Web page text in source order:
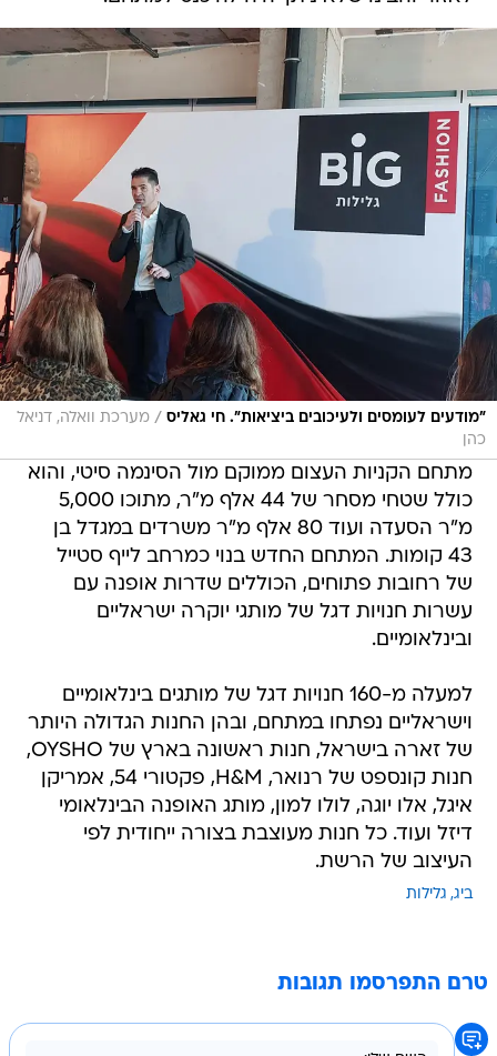
"מודעים לעומסים ולעיכובים ביציאות". חי גאליס / מערכת וואלה, דניאל
כהן
מתחם הקניות העצום ממוקם מול הסינמה סיטי, והוא
כולל שטחי מסחר של 44 אלף מ"ר, מתוכו 5,000
מ"ר הסעדה ועוד 80 אלף מ"ר משרדים במגדל בן
43 קומות. המתחם החדש בנוי כמרחב לייף סטייל
של רחובות פתוחים, הכוללים שדרות אופנה עם
עשרות חנויות דגל של מותגי יוקרה ישראליים
ובינלאומיים.
למעלה מ-160 חנויות דגל של מותגים בינלאומיים
וישראליים נפתחו במתחם, ובהן החנות הגדולה היותר
של זארה בישראל, חנות ראשונה בארץ של OYSHO,
חנות קונספט של רנואר, H&M, פקטורי 54, אמריקן
איגל, אלו יוגה, לולו למון, מותג האופנה הבינלאומי
דיזל ועוד. כל חנות מעוצבת בצורה ייחודית לפי
העיצוב של הרשת.
ביג גלילות
טרם התפרסמו תגובות